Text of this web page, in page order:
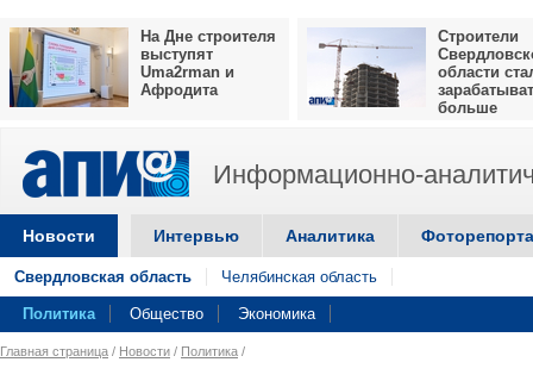
На Дне строителя
выступят
Uma2rman и
Афродита
Строители
области
больше
Информационно-
Новости Интервью Аналитика
Свердловская область Челябинская область
Политика Общество Экономика
Главная страница / Новости / Политика /